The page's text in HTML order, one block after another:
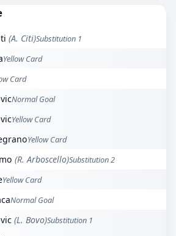
(A. Citi)Substitution 1
Yellow Card
Card
Normal Goal
Yellow Card
Yellow Card
(R. Arboscello)Substitution 2
Yellow Card
Normal Goal
(L. Bovo)Substitution 1